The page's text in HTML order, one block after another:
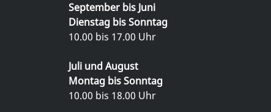
September bis Juni
Dienstag bis Sonntag
10.00 bis 17.00 Uhr
Juli und August
Montag bis Sonntag
10.00 bis 18.00 Uhr